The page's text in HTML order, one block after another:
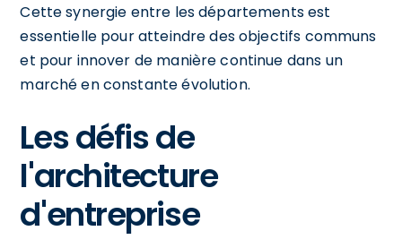
Cette synergie entre les départements est
essentielle pour atteindre des objectifs communs
et pour innover de manière continue dans un
marché en constante évolution.
Les défis de
l'architecture
d'entreprise